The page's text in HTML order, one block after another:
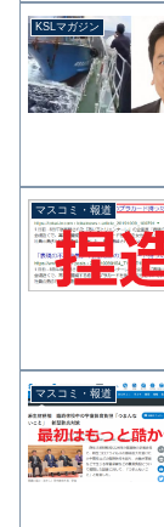
KSLマガジン
マスコミ・報道
マスコミ・報道